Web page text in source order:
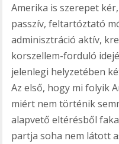
Amerika is szerepet
passzív, feltartóztató
adminisztráció aktív,
korszellem-forduló
jelenlegi helyzetében
Az első, hogy mi folyik
miért nem történik
alapvető eltérésből
partja soha nem látott